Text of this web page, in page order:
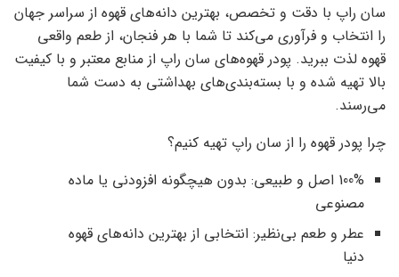
سان راپ با دقت و تخصص، بهترین دانه‌های قهوه از سراسر جهان
را انتخاب و فرآوری می‌کند تا شما با هر فنجان، از طعم واقعی
قهوه لذت ببرید. پودر قهوه‌های سان راپ از منابع معتبر و با کیفیت
بالا تهیه شده و با بسته‌بندی‌های بهداشتی به دست شما
می‌رسند.
چرا پودر قهوه را از سان راپ تهیه کنیم؟
100% اصل و طبیعی: بدون هیچگونه افزودنی یا ماده
مصنوعی
عطر و طعم بی‌نظیر: انتخابی از بهترین دانه‌های قهوه
دنیا